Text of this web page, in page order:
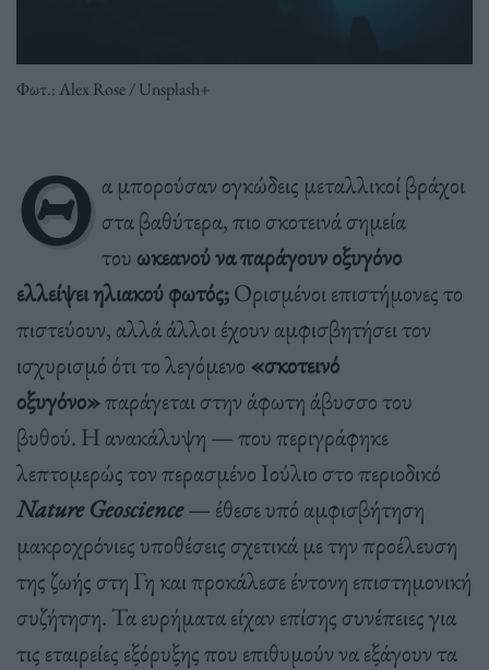
Φωτ.: Alex Rose / Unsplash+
Θ α μπορούσαν ογκώδεις μεταλλικοί βράχοι
στα βαθύτερα, πιο σκοτεινά σημεία
του ωκεανούνα παράγουν οξυγόνο
ελλείψει ηλιακού φωτός;Ορισμένοι επιστήμονες το
πιστεύουν, αλλά άλλοι έχουν αμφισβητήσει τον
ισχυρισμό ότι το λεγόμενο «σκοτεινό
οξυγόνο»παράγεται στην άφωτη άβυσσο του
βυθού. Η ανακάλυψη — που περιγράφηκε
λεπτομερώς τον περασμένο Ιούλιο στο περιοδικό
Nature Geoscience— έθεσε υπό αμφισβήτηση
μακροχρόνιες υποθέσεις σχετικά με την προέλευση
της ζωής στη Γη και προκάλεσε έντονη επιστημονική
συζήτηση. Τα ευρήματα είχαν επίσης συνέπειες για
τις εταιρείες εξόρυξης που επιθυμούν να εξάγουν τα